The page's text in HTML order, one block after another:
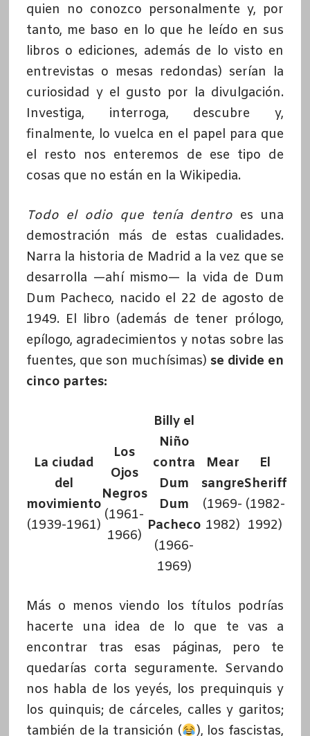
quien no conozco personalmente y, por
tanto, me baso en lo que he leído en sus
libros o ediciones, además de lo visto en
entrevistas o mesas redondas) serían la
curiosidad y el gusto por la divulgación.
Investiga, interroga, descubre y,
finalmente, lo vuelca en el papel para que
el resto nos enteremos de ese tipo de
cosas que no están en la Wikipedia.
Todo el odio que tenía dentro es una
demostración más de estas cualidades.
Narra la historia de Madrid a la vez que se
desarrolla —ahí mismo— la vida de Dum
Dum Pacheco, nacido el 22 de agosto de
1949. El libro (además de tener prólogo,
epílogo, agradecimientos y notas sobre las
fuentes, que son muchísimas) se divide en
cinco partes:
La ciudad
del
movimiento
(1939-1961)
Los
Ojos
Negros
(1961-
1966)
Billy el
Niño
contra
Dum
Dum
Pacheco
(1966-
1969)
Mear
sangre
(1969-
1982)
El
Sheriff
(1982-
1992)
Más o menos viendo los títulos podrías
hacerte una idea de lo que te vas a
encontrar tras esas páginas, pero te
quedarías corta seguramente. Servando
nos habla de los yeyés, los prequinquis y
los quinquis; de cárceles, calles y garitos;
también de la transición (
), los fascistas,